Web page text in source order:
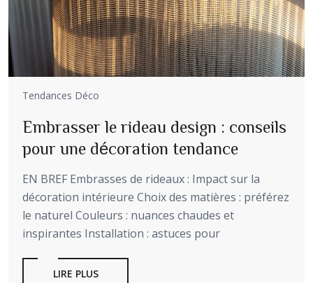
Tendances Déco
Embrasser le rideau design : conseils
pour une décoration tendance
EN BREF Embrasses de rideaux : Impact sur la
décoration intérieure Choix des matières : préférez
le naturel Couleurs : nuances chaudes et
inspirantes Installation : astuces pour
LIRE PLUS